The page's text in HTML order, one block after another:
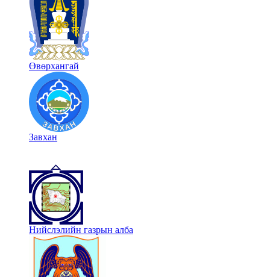
Өвөрхангай
Завхан
Нийслэлийн газрын алба